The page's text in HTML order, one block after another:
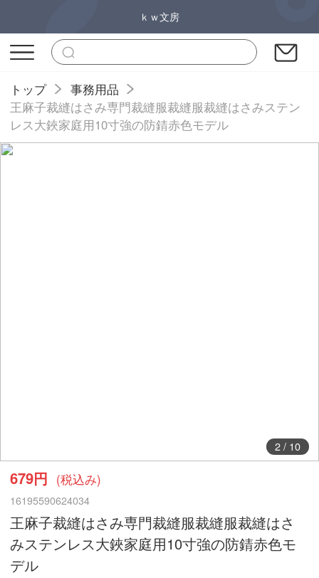
ｋｗ文房
トップ
事務用品
王麻子裁縫はさみ専門裁縫服裁縫服裁縫はさみステン
レス大鋏家庭用10寸強の防錆赤色モデル
2/ 10
679円 (税込み)
16195590624034
王麻子裁縫はさみ専門裁縫服裁縫服裁縫はさ
みステンレス大鋏家庭用10寸強の防錆赤色モ
デル